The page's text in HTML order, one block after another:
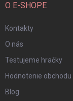
O E-SHOPE
Kontakty
O nás
Testujeme hračky
Hodnotenie obchodu
Blog